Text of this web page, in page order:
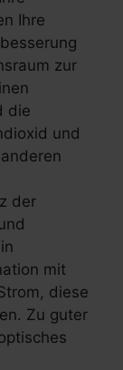
Ihre
zur
die
und
der
mit
diese
Zu guter